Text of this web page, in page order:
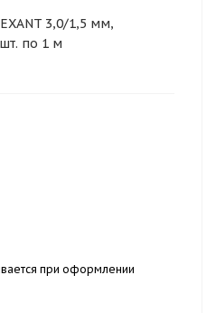
3,0/1,5 мм,
по 1 м
при оформлении